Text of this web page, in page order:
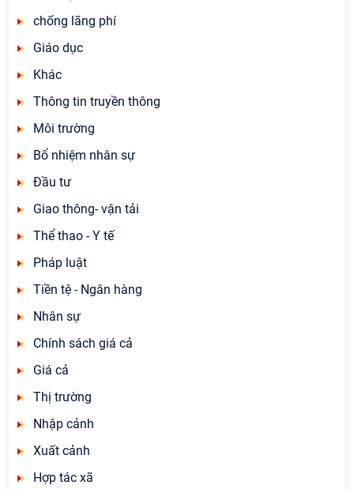
chống lãng phí
Giáo dục
Khác
Thông tin truyền thông
Môi trường
Bổ nhiệm nhân sự
Đầu tư
Giao thông- vận tải
Thể thao - Y tế
Pháp luật
Tiền tệ - Ngân hàng
Nhân sự
Chính sách giá cả
Giá cả
Thị trường
Nhập cảnh
Xuất cảnh
Hợp tác xã